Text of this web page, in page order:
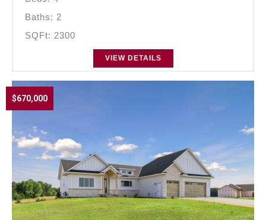
Baths: 2
SQFt: 2300
VIEW DETAILS
$670,000